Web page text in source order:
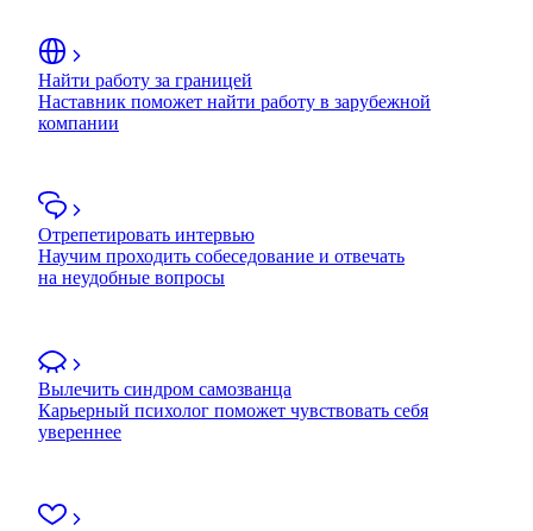
Найти работу за границей
Наставник поможет найти работу в зарубежной
компании
Отрепетировать интервью
Научим проходить собеседование и отвечать
на неудобные вопросы
Вылечить синдром самозванца
Карьерный психолог поможет чувствовать себя
увереннее